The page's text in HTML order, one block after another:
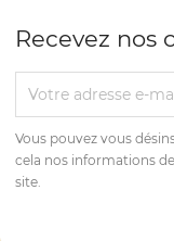
Recevez nos
Vous pouvez vous
cela nos informations
site.